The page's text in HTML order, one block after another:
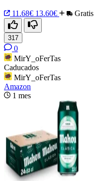
11.68€ 13.60€ Gratis
317
0
MirY_oFerTas
Caducados
MirY_oFerTas
Amazon
1 mes